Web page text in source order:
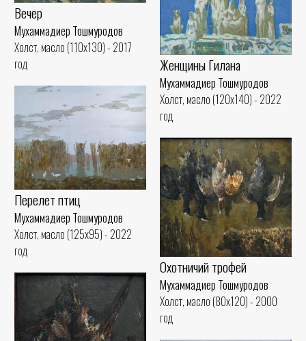
Вечер
Мухаммадиер Тошмуродов
Холст, масло (110x130) - 2017
год
Женщины Гилана
Мухаммадиер Тошмуродов
Холст, масло (120x140) - 2022
год
Перелет птиц
Мухаммадиер Тошмуродов
Холст, масло (125x95) - 2022
год
Охотничий трофей
Мухаммадиер Тошмуродов
Холст, масло (80x120) - 2000
год